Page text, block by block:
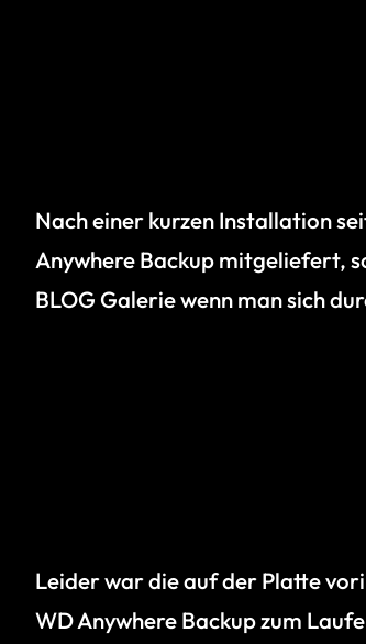
Nach einer kurzen Installation
Anywhere Backup mitgeliefert,
BLOG Galerie wenn man sich
Leider war die auf der Platte
WD Anywhere Backup zum